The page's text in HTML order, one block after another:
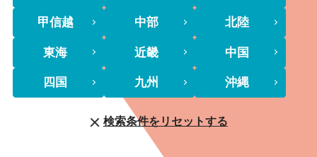
甲信越 中部 北陸
東海 近畿 中国
四国 九州 沖縄
検索条件をリセットする